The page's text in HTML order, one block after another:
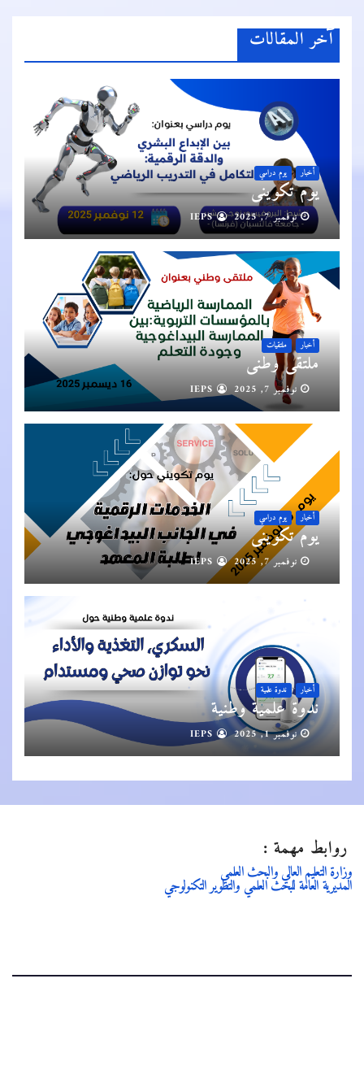
آخر المقالات
أخبار يوم دراسي
يوم تكويني
نوفمبر 7, 2025 IEPS
أخبار ملتقيات
ملتقى وطني
نوفمبر 7, 2025
أخبار يوم دراسي
يوم تكويني
نوفمبر 7, 2025
أخبار ندوة علمية
ندوة علمية وطنية
نوفمبر 1, 2025
روابط مهمة :
وزارة التعليم العالي والبحث العلمي
المديرية العامة للبحث العلمي والتطوير التكنولوجي